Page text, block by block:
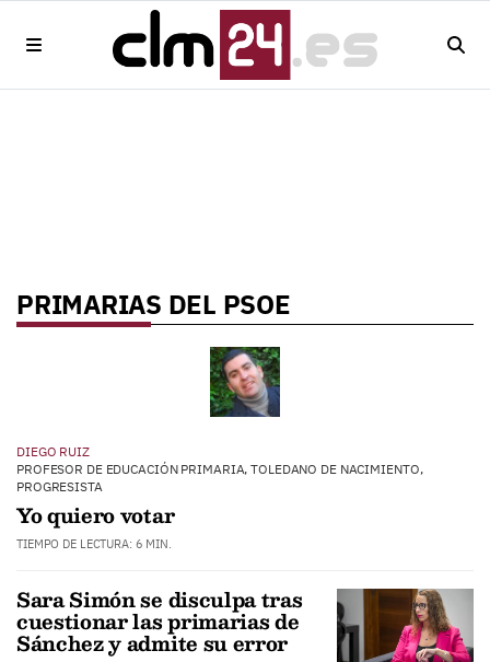
PRIMARIAS DEL PSOE
DIEGO RUIZ
PROFESOR DE EDUCACIÓN PRIMARIA, TOLEDANO DE NACIMIENTO,
PROGRESISTA
Yo quiero votar
TIEMPO DE LECTURA: 6 MIN.
Sara Simón se disculpa tras
cuestionar las primarias de
Sánchez y admite su error